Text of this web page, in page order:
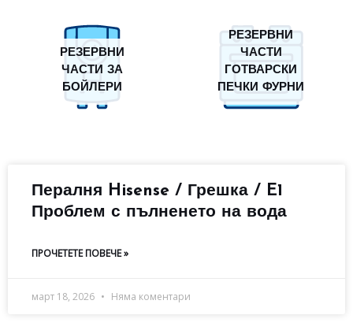
РЕЗЕРВНИ
ЧАСТИ ЗА
БОЙЛЕРИ
РЕЗЕРВНИ
ЧАСТИ
ГОТВАРСКИ
ПЕЧКИ ФУРНИ
Пералня Hisense / Грешка / E1
Проблем с пълненето на вода
ПРОЧЕТЕТЕ ПОВЕЧЕ »
март 18, 2026 Няма коментари